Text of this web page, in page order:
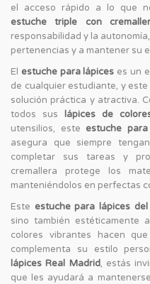
el acceso rápido a lo que
estuche triple con
responsabilidad y la
pertenencias y a mantener su
El estuche para lápices es un
de cualquier estudiante, y
solución práctica y atractiva.
todos sus lápices de
utensilios, este estuche
asegura que siempre
completar sus tareas y
cremallera protege los
manteniéndolos en perfectas
Este estuche para lápices
sino también estéticamente
colores vibrantes hacen
complementa su estilo
lápices Real Madrid, estás
que les ayudará a